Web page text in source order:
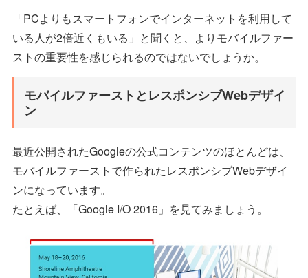
「PCよりもスマートフォンでインターネットを利用して
いる人が2倍近くもいる」と聞くと、よりモバイルファー
ストの重要性を感じられるのではないでしょうか。
モバイルファーストとレスポンシブWebデザイ
ン
最近公開されたGoogleの公式コンテンツのほとんどは、
モバイルファーストで作られたレスポンシブWebデザイ
ンになっています。
たとえば、「Google I/O 2016」を見てみましょう。